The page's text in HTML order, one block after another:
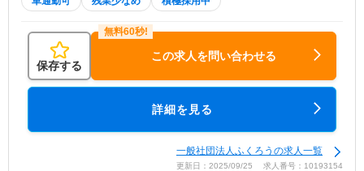
保存する
この求人を問い合わせる
詳細を見る
一般社団法人ふくろうの求人一覧
更新日：2025/09/25 求人番号：10193154